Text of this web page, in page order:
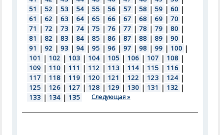
51 | 52 | 53 | 54 | 55 | 56 | 57 | 58 | 59 | 60 |
61 | 62 | 63 | 64 | 65 | 66 | 67 | 68 | 69 | 70 |
71 | 72 | 73 | 74 | 75 | 76 | 77 | 78 | 79 | 80 |
81 | 82 | 83 | 84 | 85 | 86 | 87 | 88 | 89 | 90 |
91 | 92 | 93 | 94 | 95 | 96 | 97 | 98 | 99 | 100 |
101 | 102 | 103 | 104 | 105 | 106 | 107 | 108 |
109 | 110 | 111 | 112 | 113 | 114 | 115 | 116 |
117 | 118 | 119 | 120 | 121 | 122 | 123 | 124 |
125 | 126 | 127 | 128 | 129 | 130 | 131 | 132 |
133 | 134 | 135 Следующая »